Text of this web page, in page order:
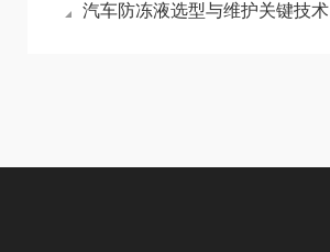
汽车防冻液选型与维护关键技术要点